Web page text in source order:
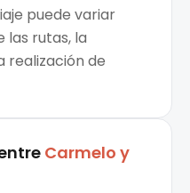
puede variar
las rutas, la
realización de
Carmelo y